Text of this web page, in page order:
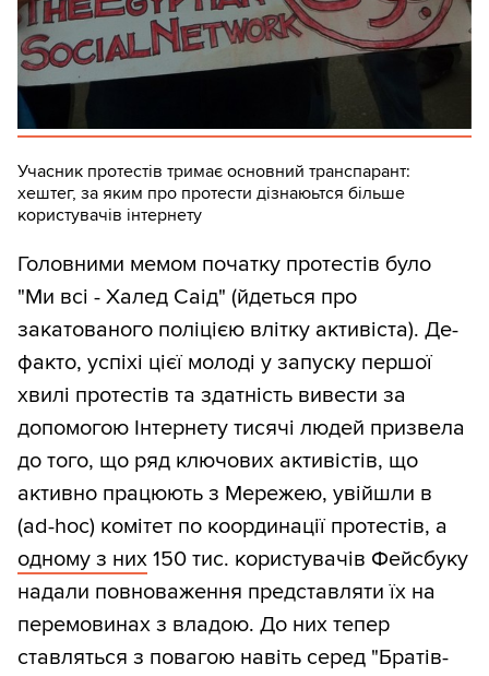
Учасник протестів тримає основний транспарант:
хештег, за яким про протести дізнаюьтся більше
користувачів інтернету
Головними мемом початку протестів було
"Ми всі - Халед Саід" (йдеться про
закатованого поліцією влітку активіста). Де-
факто, успіхі цієї молоді у запуску першої
хвилі протестів та здатність вивести за
допомогою Інтернету тисячі людей призвела
до того, що ряд ключових активістів, що
активно працюють з Мережею, увійшли в
(ad-hoc) комітет по координації протестів, а
одному з них 150 тис. користувачів Фейсбуку
надали повноваження представляти їх на
перемовинах з владою. До них тепер
ставляться з повагою навіть серед "Братів-